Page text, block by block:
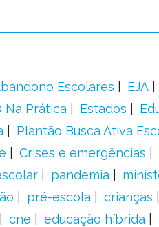
Escolares EJA
Na Prática Estados
Plantão Busca Ativa
Crises e emergências
pandemia
pré-escola crianças
cne
educação híbrida